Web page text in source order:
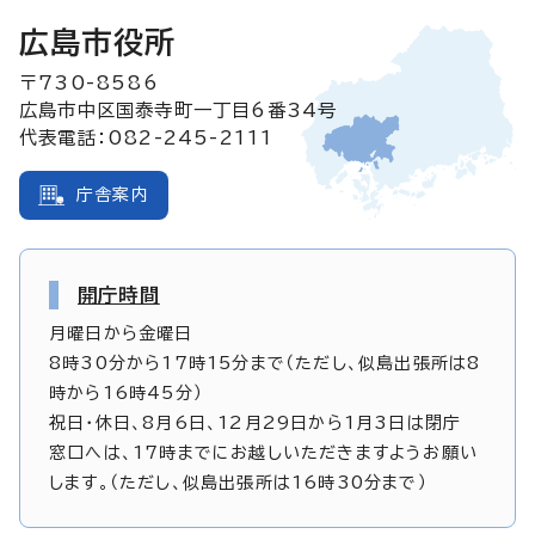
広島市役所
〒730-8586
広島市中区国泰寺町一丁目6番34号
代表電話：082-245-2111
庁舎案内
開庁時間
月曜日から金曜日
8時30分から17時15分まで（ただし、似島出張所は8
時から16時45分）
祝日・休日、8月6日、12月29日から1月3日は閉庁
窓口へは、17時までにお越しいただきますようお願い
します。（ただし、似島出張所は16時30分まで）